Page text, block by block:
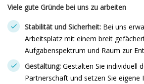
Viele gute Gründe bei uns zu arbeiten
Stabilität und Sicherheit: Bei uns
Arbeitsplatz mit einem breit
Aufgabenspektrum und Raum zur
Gestaltung: Gestalten Sie individuell
Partnerschaft und setzen Sie eigene